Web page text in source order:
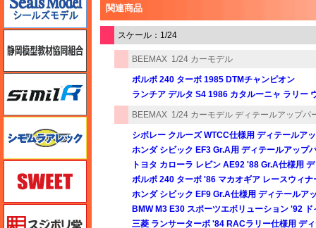
関連商品
スケール：1/24
BEEMAX 1/24 カーモデル
ボルボ 240 ターボ 1985 DTMチャンピオン
ランチア デルタ S4 1986 カタルーニャ ラリー
BEEMAX 1/24 カーモデル ディテールアップパ
シボレー クルーズ WTCC仕様用 ディテールア
ホンダ シビック EF3 Gr.A用 ディテールアップ
トヨタ カローラ レビン AE92 '88 Gr.A仕様用
ボルボ 240 ターボ '86 マカオギア レースウィ
ホンダ シビック EF9 Gr.A仕様用 ディテールア
BMW M3 E30 スポーツエボリューション '92
三菱 ランサーターボ '84 RACラリー仕様用 デ
静岡模型協同組合
シミラー（similR）
シモムラアレック
スイート（SWEET）